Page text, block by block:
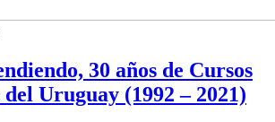
30 años de Cursos
Uruguay (1992 – 2021)